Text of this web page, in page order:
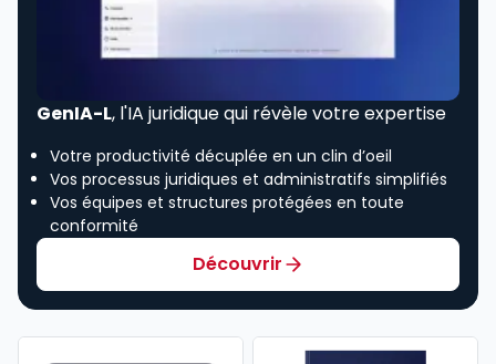
GenIA-L, l'IA juridique qui révèle votre expertise
Votre productivité décuplée en un clin d’oeil
Vos processus juridiques et administratifs simplifiés
Vos équipes et structures protégées en toute
conformité
Découvrir